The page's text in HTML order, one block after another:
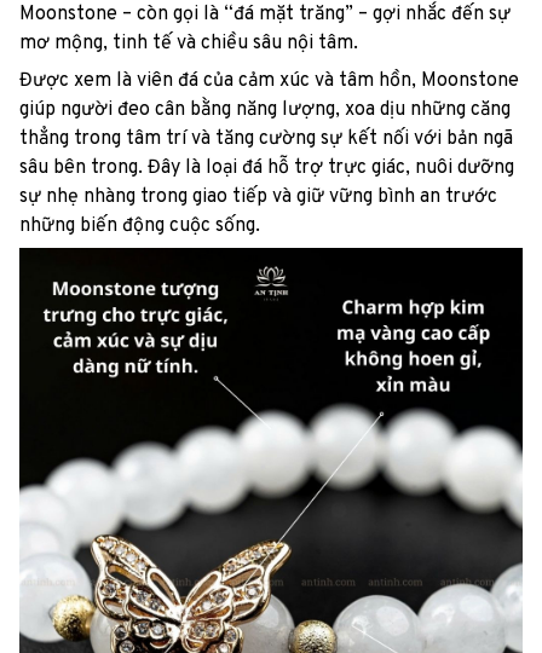
Moonstone – còn gọi là “đá mặt trăng” – gợi nhắc đến sự
mơ mộng, tinh tế và chiều sâu nội tâm.
Được xem là viên đá của cảm xúc và tâm hồn, Moonstone
giúp người đeo cân bằng năng lượng, xoa dịu những căng
thẳng trong tâm trí và tăng cường sự kết nối với bản ngã
sâu bên trong. Đây là loại đá hỗ trợ trực giác, nuôi dưỡng
sự nhẹ nhàng trong giao tiếp và giữ vững bình an trước
những biến động cuộc sống.